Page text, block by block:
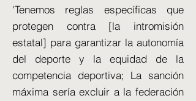
'Tenemos reglas específicas que
protegen contra [la intromisión
estatal] para garantizar la autonomía
del deporte y la equidad de la
competencia deportiva; La sanción
máxima sería excluir a la federación